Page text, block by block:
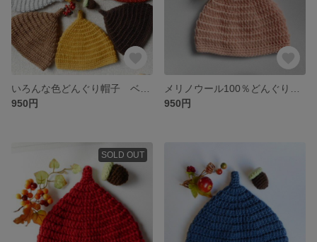
950円
950円
SOLD OUT